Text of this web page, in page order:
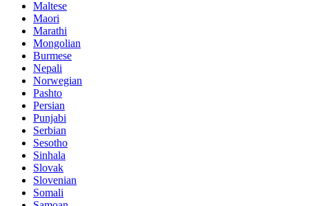
Maltese
Maori
Marathi
Mongolian
Burmese
Nepali
Norwegian
Pashto
Persian
Punjabi
Serbian
Sesotho
Sinhala
Slovak
Slovenian
Somali